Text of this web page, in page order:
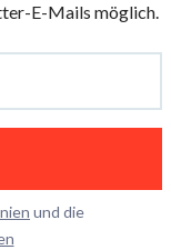
E-Mails möglich.
und die